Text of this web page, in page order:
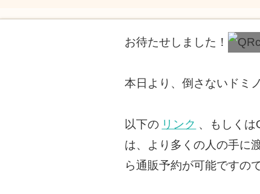
お待たせしました！
本日より、倒さないドミ
以下の リンク 、もしく
は、より多くの人の手に
ら通販予約が可能ですの